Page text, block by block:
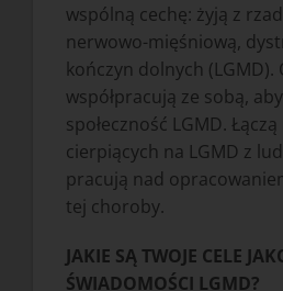
wspólną cechę: żyją z
nerwowo-mięśniową,
kończyn dolnych (LGMD).
współpracują ze sobą,
społeczność LGMD.
cierpiących na LGMD z
pracują nad
tej choroby.
JAKIE SĄ TWOJE CELE
ŚWIADOMOŚCI LGMD?